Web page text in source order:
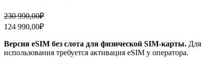
230 990,00₽
Первоначальная
цена
составляла
230
990,00₽.
124 990,00₽
Текущая
цена:
124
990,00₽.
Версия eSIM без слота для физической SIM-карты. Для
использования требуется активация eSIM у оператора.